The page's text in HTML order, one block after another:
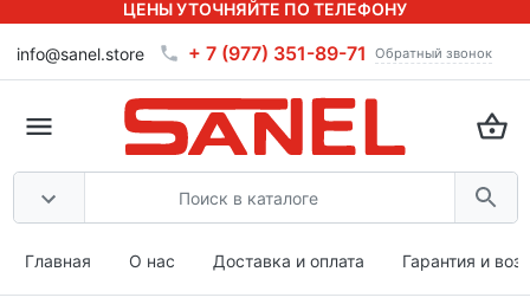
ЦЕНЫ УТОЧНЯЙТЕ ПО ТЕЛЕФОНУ
info@sanel.store + 7 (977) 351-89-71 Обратный звонок
Главная О нас Доставка и оплата Гарантия и